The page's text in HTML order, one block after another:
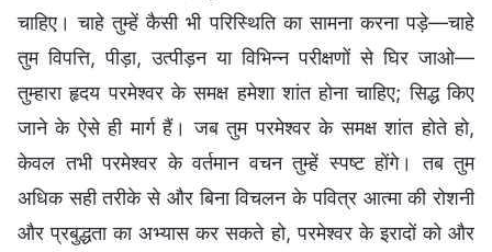
चाहिए। चाहे तुम्हें कैसी भी परिस्थिति का सामना करना पड़े—चाहे
तुम विपत्ति, पीड़ा, उत्पीड़न या विभिन्न परीक्षणों से घिर जाओ—
तुम्हारा हृदय परमेश्वर के समक्ष हमेशा शांत होना चाहिए; सिद्ध किए
जाने के ऐसे ही मार्ग हैं। जब तुम परमेश्वर के समक्ष शांत होते हो,
केवल तभी परमेश्वर के वर्तमान वचन तुम्हें स्पष्ट होंगे। तब तुम
अधिक सही तरीके से और बिना विचलन के पवित्र आत्मा की रोशनी
और प्रबुद्धता का अभ्यास कर सकते हो, परमेश्वर के इरादों को और